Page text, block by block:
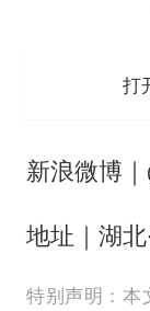
打
新浪微博
地址｜湖北
特别声明：本